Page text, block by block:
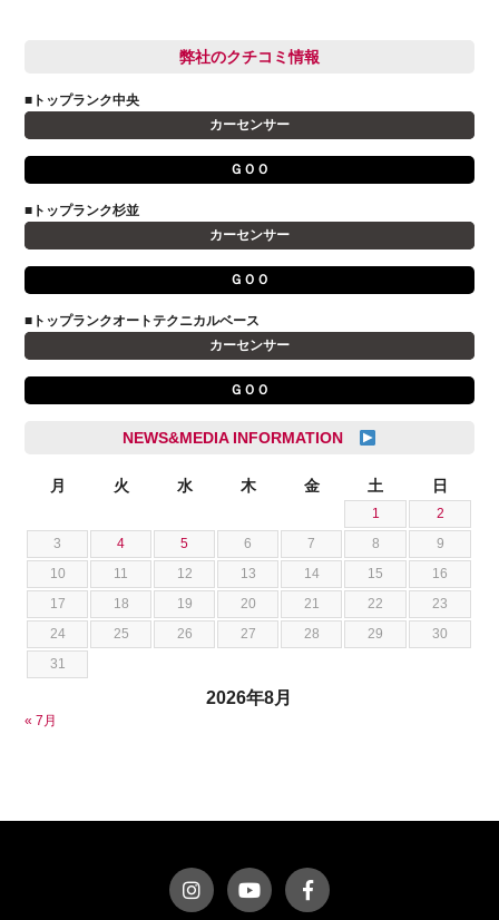
多田 健人
小澤 孝久
小野 利公
山本 大輔
岩井 裕一
横井 直樹
石川 成一郎
荒居 力哉
荻野 雅史
菊池 大誠
藤本 京弥
西川 諒
FIAT
アストンマーティン
アルファロメオ
キャデラック
クライスラー
クライスラージープ
スズキ
ダッジ
テスラ
トヨタ
ニッサン
フェラーリ
フォルクスワーゲン
ポルシェ
弊社のクチコミ情報
■トップランク中央
カーセンサー
ＧＯＯ
■トップランク杉並
カーセンサー
ＧＯＯ
■トップランクオートテクニカルベース
カーセンサー
ＧＯＯ
NEWS&MEDIA INFORMATION
2026年8月
月 火 水 木 金 土 日
1
2
3
4 5 6 7 8
9
10
11 12 13 14 15
16
17
18 19 20 21 22
23
24
25 26 27 28 29
30
31
« 7月